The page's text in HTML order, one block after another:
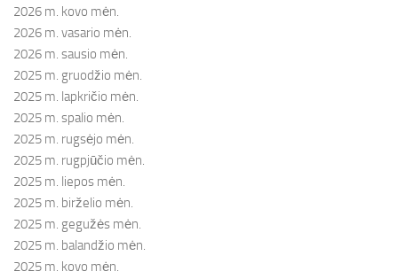
2026 m. kovo mėn.
2026 m. vasario mėn.
2026 m. sausio mėn.
2025 m. gruodžio mėn.
2025 m. lapkričio mėn.
2025 m. spalio mėn.
2025 m. rugsėjo mėn.
2025 m. rugpjūčio mėn.
2025 m. liepos mėn.
2025 m. birželio mėn.
2025 m. gegužės mėn.
2025 m. balandžio mėn.
2025 m. kovo mėn.